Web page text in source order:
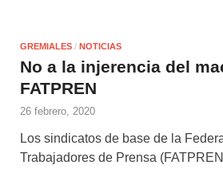
GREMIALES / NOTICIAS
No a la injerencia del
FATPREN
26 febrero, 2020
Los sindicatos de base de la
Trabajadores de Prensa